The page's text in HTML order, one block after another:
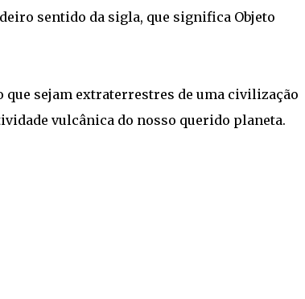
sentido da sigla, que significa Objeto
que sejam extraterrestres de uma civilização
vulcânica do nosso querido planeta.